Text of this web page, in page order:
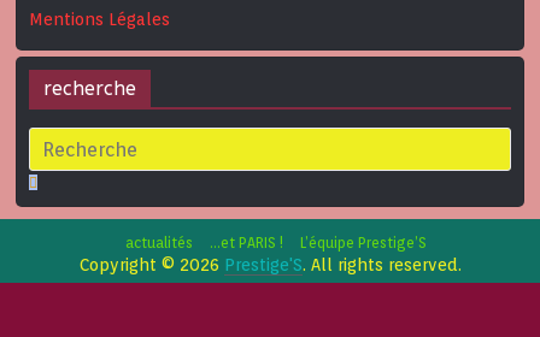
Mentions Légales
recherche
actualités …et PARIS ! L’équipe Prestige’S
Copyright © 2026 Prestige'S. All rights reserved.